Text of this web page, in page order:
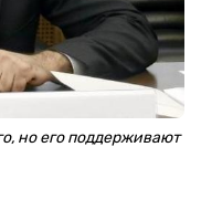
но его поддерживают